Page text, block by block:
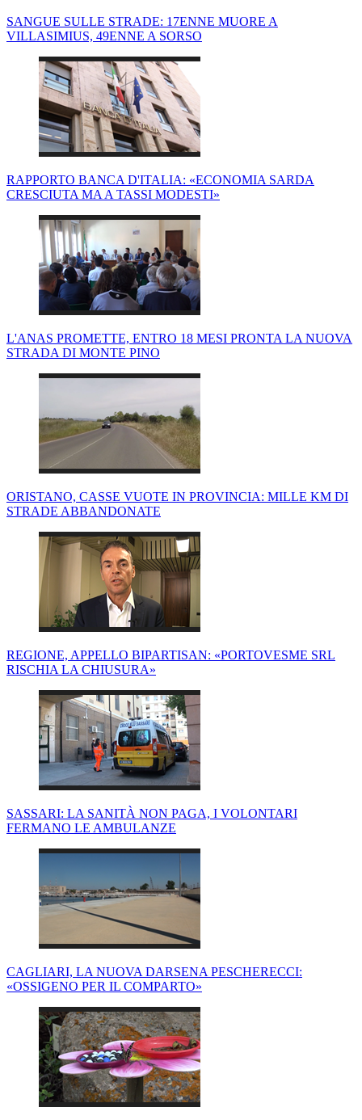
SANGUE SULLE STRADE: 17ENNE MUORE A
VILLASIMIUS, 49ENNE A SORSO
RAPPORTO BANCA D'ITALIA: «ECONOMIA SARDA
CRESCIUTA MA A TASSI MODESTI»
L'ANAS PROMETTE, ENTRO 18 MESI PRONTA LA NUOVA
STRADA DI MONTE PINO
ORISTANO, CASSE VUOTE IN PROVINCIA: MILLE KM DI
STRADE ABBANDONATE
REGIONE, APPELLO BIPARTISAN: «PORTOVESME SRL
RISCHIA LA CHIUSURA»
SASSARI: LA SANITÀ NON PAGA, I VOLONTARI
FERMANO LE AMBULANZE
CAGLIARI, LA NUOVA DARSENA PESCHERECCI:
«OSSIGENO PER IL COMPARTO»